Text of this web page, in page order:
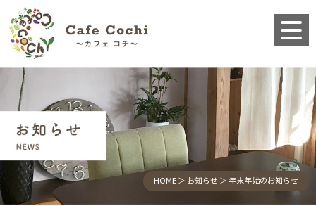
HOME ＞ お知らせ ＞ 年末年始のお知らせ